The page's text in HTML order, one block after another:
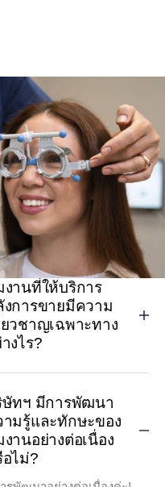
านที่ให้บริการ
งการขายมีความ
ยวชาญเฉพาะทาง
งไร?
ษัทฯ มีการพัฒนา
ามรู้และทักษะของ
านอย่างต่อเนื่อง
ไม่?